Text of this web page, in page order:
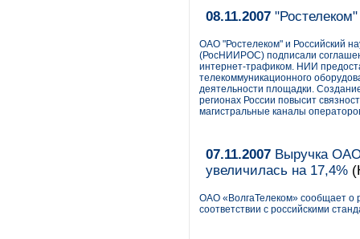
08.11.2007
ОАО "Ростелеком" и Российский
(РосНИИРОС) подписали
интернет-трафиком. НИИ
телекоммуникационного
деятельности площадки.
регионах России повысит
магистральные каналы
07.11.2007 Выручка ОАО
увеличилась на 17,4%
ОАО «ВолгаТелеком» сообщает о
соответствии с российскими